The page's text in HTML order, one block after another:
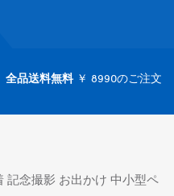
全品送料無料￥ 8990のご注文
記念撮影 お出かけ 中小型ペ